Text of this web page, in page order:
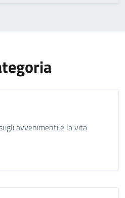
avvenimenti e la vita